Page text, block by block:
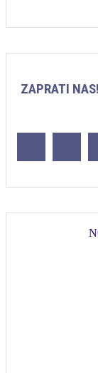
ZAPRATI